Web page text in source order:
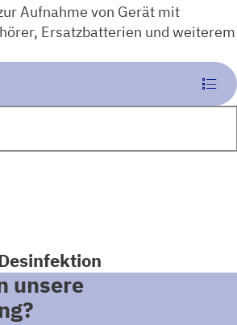
Aufnahme von Gerät mit
Ersatzbatterien und weiterem
unsere